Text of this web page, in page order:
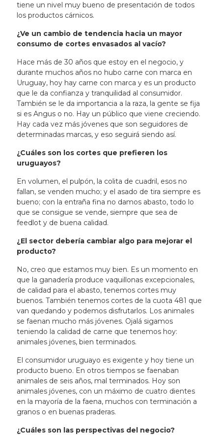
tiene un nivel muy bueno de presentación de todos
los productos cárnicos.
¿Ve un cambio de tendencia hacia un mayor
consumo de cortes envasados al vacío?
Hace más de 30 años que estoy en el negocio, y
durante muchos años no hubo carne con marca en
Uruguay, hoy hay carne con marca y es un producto
que le da confianza y tranquilidad al consumidor.
También se le da importancia a la raza, la gente se fija
si es Angus o no. Hay un público que viene creciendo.
Hay cada vez más jóvenes que son seguidores de
determinadas marcas, y eso seguirá siendo así.
¿Cuáles son los cortes que prefieren los
uruguayos?
En volumen, el pulpón, la colita de cuadril, esos no
fallan, se venden mucho; y el asado de tira siempre es
bueno; con la entraña fina no damos abasto, todo lo
que se consigue se vende, siempre que sea de
feedlot y de buena calidad.
¿El sector debería cambiar algo para mejorar el
producto?
No, creo que estamos muy bien. Es un momento en
que la ganadería produce vaquillonas excepcionales,
de calidad para el abasto, tenemos cortes muy
buenos. También tenemos cortes de la cuota 481 que
van quedando y podemos disfrutarlos. Los animales
se faenan mucho más jóvenes. Ojalá sigamos
teniendo la calidad de carne que tenemos hoy:
animales jóvenes, bien terminados.
El consumidor uruguayo es exigente y hoy tiene un
producto bueno. En otros tiempos se faenaban
animales de seis años, mal terminados. Hoy son
animales jóvenes, con un máximo de cuatro dientes
en la mayoría de la faena, muchos con terminación a
granos o en buenas praderas.
¿Cuáles son las perspectivas del negocio?